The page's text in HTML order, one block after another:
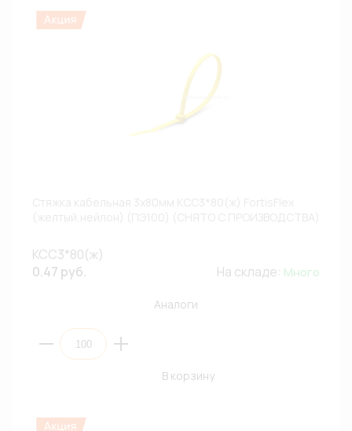
КСС3*80(ж)
0.47 руб.
На складе: Много
Аналоги
В корзину